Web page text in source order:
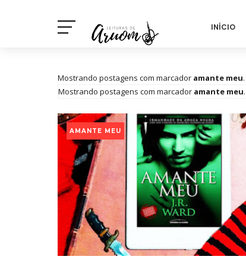
INÍCIO
Mostrando postagens com marcador amante meu.
Mostrando postagens com marcador amante meu.
AMANTE MEU